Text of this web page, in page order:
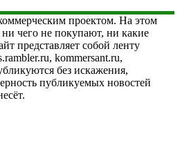
проектом. На этом
чего не покупают, ни какие
представляет собой ленту
kommersant.ru,
без искажения,
публикуемых новостей